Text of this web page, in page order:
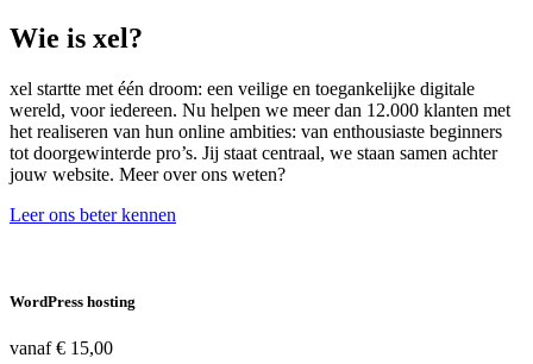
Wie is xel?
xel startte met één droom: een veilige en toegankelijke digitale
wereld, voor iedereen. Nu helpen we meer dan 12.000 klanten met
het realiseren van hun online ambities: van enthousiaste beginners
tot doorgewinterde pro’s. Jij staat centraal, we staan samen achter
jouw website. Meer over ons weten?
Leer ons beter kennen
WordPress hosting
vanaf€ 15,00